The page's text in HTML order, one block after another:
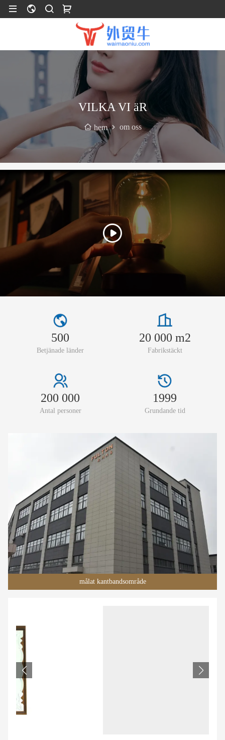
VILKA VI äR
hem om oss
500
Betjänade länder
20 000 m2
Fabrikstäckt
200 000
Antal personer
1999
Grundande tid
målat kantbandsområde